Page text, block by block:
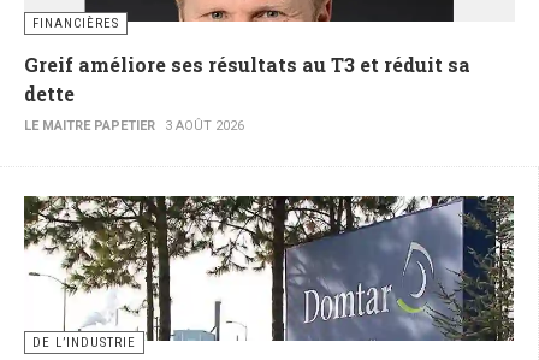
FINANCIÈRES
Greif améliore ses résultats au T3 et réduit sa
dette
LE MAITRE PAPETIER 3 AOÛT 2026
DE L’INDUSTRIE